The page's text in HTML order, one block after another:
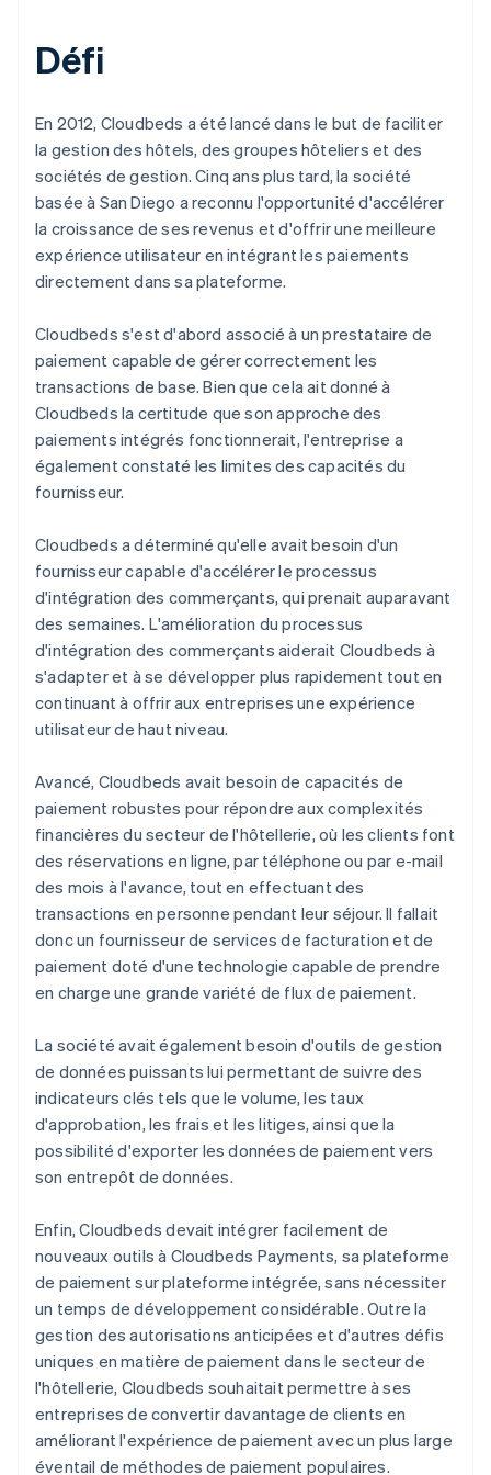
Défi
En 2012, Cloudbeds a été lancé dans le but de faciliter
la gestion des hôtels, des groupes hôteliers et des
sociétés de gestion. Cinq ans plus tard, la société
basée à San Diego a reconnu l'opportunité d'accélérer
la croissance de ses revenus et d'offrir une meilleure
expérience utilisateur en intégrant les paiements
directement dans sa plateforme.
Cloudbeds s'est d'abord associé à un prestataire de
paiement capable de gérer correctement les
transactions de base. Bien que cela ait donné à
Cloudbeds la certitude que son approche des
paiements intégrés fonctionnerait, l'entreprise a
également constaté les limites des capacités du
fournisseur.
Cloudbeds a déterminé qu'elle avait besoin d'un
fournisseur capable d'accélérer le processus
d'intégration des commerçants, qui prenait auparavant
des semaines. L'amélioration du processus
d'intégration des commerçants aiderait Cloudbeds à
s'adapter et à se développer plus rapidement tout en
continuant à offrir aux entreprises une expérience
utilisateur de haut niveau.
Avancé, Cloudbeds avait besoin de capacités de
paiement robustes pour répondre aux complexités
financières du secteur de l'hôtellerie, où les clients font
des réservations en ligne, par téléphone ou par e-mail
des mois à l'avance, tout en effectuant des
transactions en personne pendant leur séjour. Il fallait
donc un fournisseur de services de facturation et de
paiement doté d'une technologie capable de prendre
en charge une grande variété de flux de paiement.
La société avait également besoin d'outils de gestion
de données puissants lui permettant de suivre des
indicateurs clés tels que le volume, les taux
d'approbation, les frais et les litiges, ainsi que la
possibilité d'exporter les données de paiement vers
son entrepôt de données.
Enfin, Cloudbeds devait intégrer facilement de
nouveaux outils à Cloudbeds Payments, sa plateforme
de paiement sur plateforme intégrée, sans nécessiter
un temps de développement considérable. Outre la
gestion des autorisations anticipées et d'autres défis
uniques en matière de paiement dans le secteur de
l'hôtellerie, Cloudbeds souhaitait permettre à ses
entreprises de convertir davantage de clients en
améliorant l'expérience de paiement avec un plus large
éventail de méthodes de paiement populaires.